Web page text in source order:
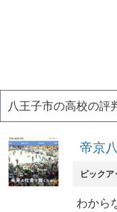
八王子市の高校の評
帝京
ピックア
わから